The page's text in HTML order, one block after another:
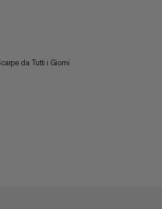
da Tutti i Giorni